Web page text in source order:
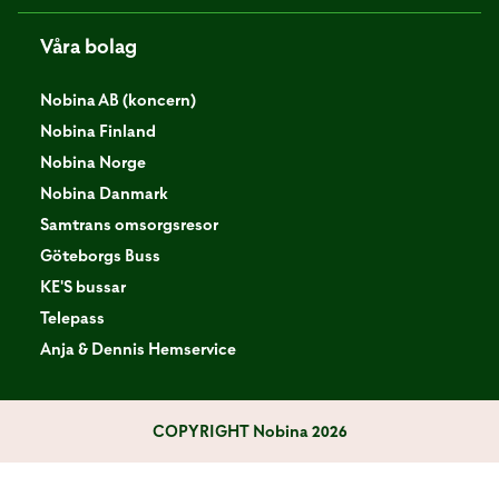
Våra bolag
Nobina AB (koncern)
Nobina Finland
Nobina Norge
Nobina Danmark
Samtrans omsorgsresor
Göteborgs Buss
KE'S bussar
Telepass
Anja & Dennis Hemservice
COPYRIGHTNobina 2026